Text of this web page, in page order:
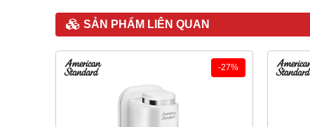
SẢN PHẨM LIÊN QUAN
-27%